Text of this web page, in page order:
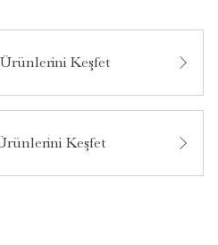
Keşfet
Keşfet